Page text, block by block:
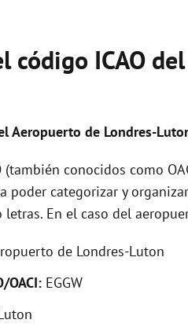
código ICAO
Aeropuerto de Londres-
(también conocidos como
poder categorizar y
En el caso del
de Londres-Luton
OACI: EGGW